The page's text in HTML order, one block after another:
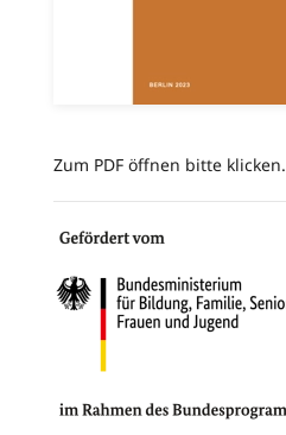
Zum PDF öffnen bitte klicken.